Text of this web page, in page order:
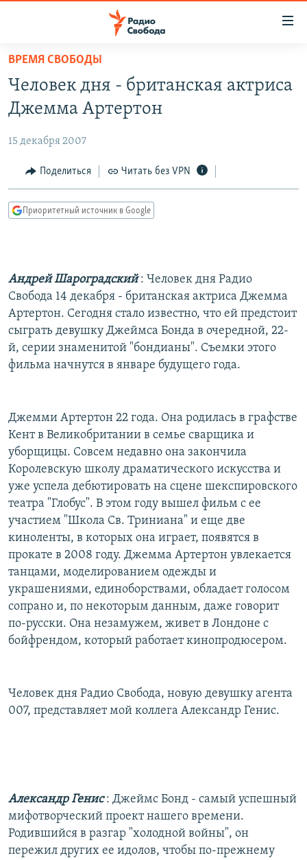
упрощенного
доступа
Вернуться
основному
Вернутся
главной
навигации
поиску
АВТОРСКИЕ ПРОЕКТЫ
ЦИТАТЫ СВОБОДЫ
МНЕНИЯ
IDEL.РЕАЛИИ
СЕВЕР.РЕАЛИИ
СИБИРЬ.РЕАЛИИ
РАСПИСАНИЕ ВЕЩАНИЯ
ПОДПИШИТЕСЬ НА РАССЫЛКУ
Все сайты РСЕ/РС
ВРЕМЯ СВОБОДЫ
Человек дня - британская актриса
Джемма Артертон
15 декабря 2007
Поделиться Читать без VPN
Приоритетный источник в Google
Андрей Шароградский: Человек дня Радио
Свобода 14 декабря - британская актриса Джемма
Артертон. Сегодня стало известно, что ей предстоит
сыграть девушку Джеймса Бонда в очередной, 22-
й, серии знаменитой "бондианы". Съемки этого
фильма начнутся в январе будущего года.
Джемми Артертон 22 года. Она родилась в графстве
Кент в Великобритании в семье сварщика и
уборщицы. Совсем недавно она закончила
Королевскую школу драматического искусства и
уже успела дебютировать на сцене шекспировского
театра "Глобус". В этом году вышел фильм с ее
участием "Школа Св. Триниана" и еще две
киноленты, в которых она играет, появятся в
прокате в 2008 году. Джемма Артертон увлекается
танцами, моделированием одежды и
украшениями, единоборствами, обладает голосом
сопрано и, по некоторым данным, даже говорит
по-русски. Она незамужем, живет в Лондоне с
бойфрендом, который работает кинопродюсером.
Человек дня Радио Свобода, новую девушку агента
007, представляет мой коллега Александр Генис.
Александр Генис: Джеймс Бонд - самый успешный
мифотворческий проект нашего времени.
Родившийся в разгар "холодной войны", он
пережил других ее идолов, чтобы по-прежнему